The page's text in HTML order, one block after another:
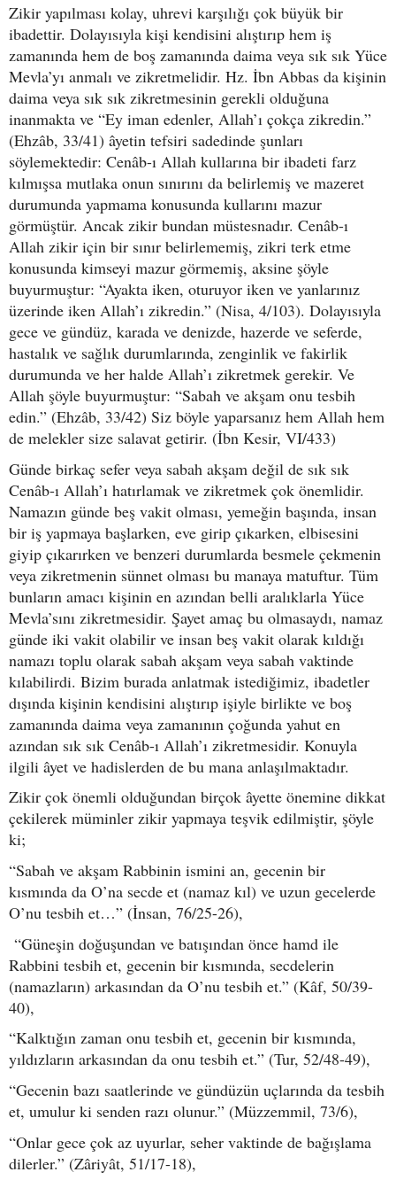
Zikir yapılması kolay, uhrevi karşılığı çok büyük bir
ibadettir. Dolayısıyla kişi kendisini alıştırıp hem iş
zamanında hem de boş zamanında daima veya sık sık Yüce
Mevla’yı anmalı ve zikretmelidir. Hz. İbn Abbas da kişinin
daima veya sık sık zikretmesinin gerekli olduğuna
inanmakta ve “Ey iman edenler, Allah’ı çokça zikredin.”
(Ehzâb, 33/41) âyetin tefsiri sadedinde şunları
söylemektedir: Cenâb-ı Allah kullarına bir ibadeti farz
kılmışsa mutlaka onun sınırını da belirlemiş ve mazeret
durumunda yapmama konusunda kullarını mazur
görmüştür. Ancak zikir bundan müstesnadır. Cenâb-ı
Allah zikir için bir sınır belirlememiş, zikri terk etme
konusunda kimseyi mazur görmemiş, aksine şöyle
buyurmuştur: “Ayakta iken, oturuyor iken ve yanlarınız
üzerinde iken Allah’ı zikredin.” (Nisa, 4/103). Dolayısıyla
gece ve gündüz, karada ve denizde, hazerde ve seferde,
hastalık ve sağlık durumlarında, zenginlik ve fakirlik
durumunda ve her halde Allah’ı zikretmek gerekir. Ve
Allah şöyle buyurmuştur: “Sabah ve akşam onu tesbih
edin.” (Ehzâb, 33/42) Siz böyle yaparsanız hem Allah hem
de melekler size salavat getirir. (İbn Kesir, VI/433)
Günde birkaç sefer veya sabah akşam değil de sık sık
Cenâb-ı Allah’ı hatırlamak ve zikretmek çok önemlidir.
Namazın günde beş vakit olması, yemeğin başında, insan
bir iş yapmaya başlarken, eve girip çıkarken, elbisesini
giyip çıkarırken ve benzeri durumlarda besmele çekmenin
veya zikretmenin sünnet olması bu manaya matuftur. Tüm
bunların amacı kişinin en azından belli aralıklarla Yüce
Mevla’sını zikretmesidir. Şayet amaç bu olmasaydı, namaz
günde iki vakit olabilir ve insan beş vakit olarak kıldığı
namazı toplu olarak sabah akşam veya sabah vaktinde
kılabilirdi. Bizim burada anlatmak istediğimiz, ibadetler
dışında kişinin kendisini alıştırıp işiyle birlikte ve boş
zamanında daima veya zamanının çoğunda yahut en
azından sık sık Cenâb-ı Allah’ı zikretmesidir. Konuyla
ilgili âyet ve hadislerden de bu mana anlaşılmaktadır.
Zikir çok önemli olduğundan birçok âyette önemine dikkat
çekilerek müminler zikir yapmaya teşvik edilmiştir, şöyle
ki;
“Sabah ve akşam Rabbinin ismini an, gecenin bir
kısmında da O’na secde et (namaz kıl) ve uzun gecelerde
O’nu tesbih et…” (İnsan, 76/25-26),
“Güneşin doğuşundan ve batışından önce hamd ile
Rabbini tesbih et, gecenin bir kısmında, secdelerin
(namazların) arkasından da O’nu tesbih et.” (Kâf, 50/39-
40),
“Kalktığın zaman onu tesbih et, gecenin bir kısmında,
yıldızların arkasından da onu tesbih et.” (Tur, 52/48-49),
“Gecenin bazı saatlerinde ve gündüzün uçlarında da tesbih
et, umulur ki senden razı olunur.” (Müzzemmil, 73/6),
“Onlar gece çok az uyurlar, seher vaktinde de bağışlama
dilerler.” (Zâriyât, 51/17-18),